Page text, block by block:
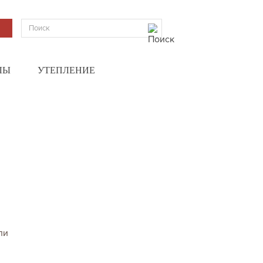
УТЕПЛЕНИЕ